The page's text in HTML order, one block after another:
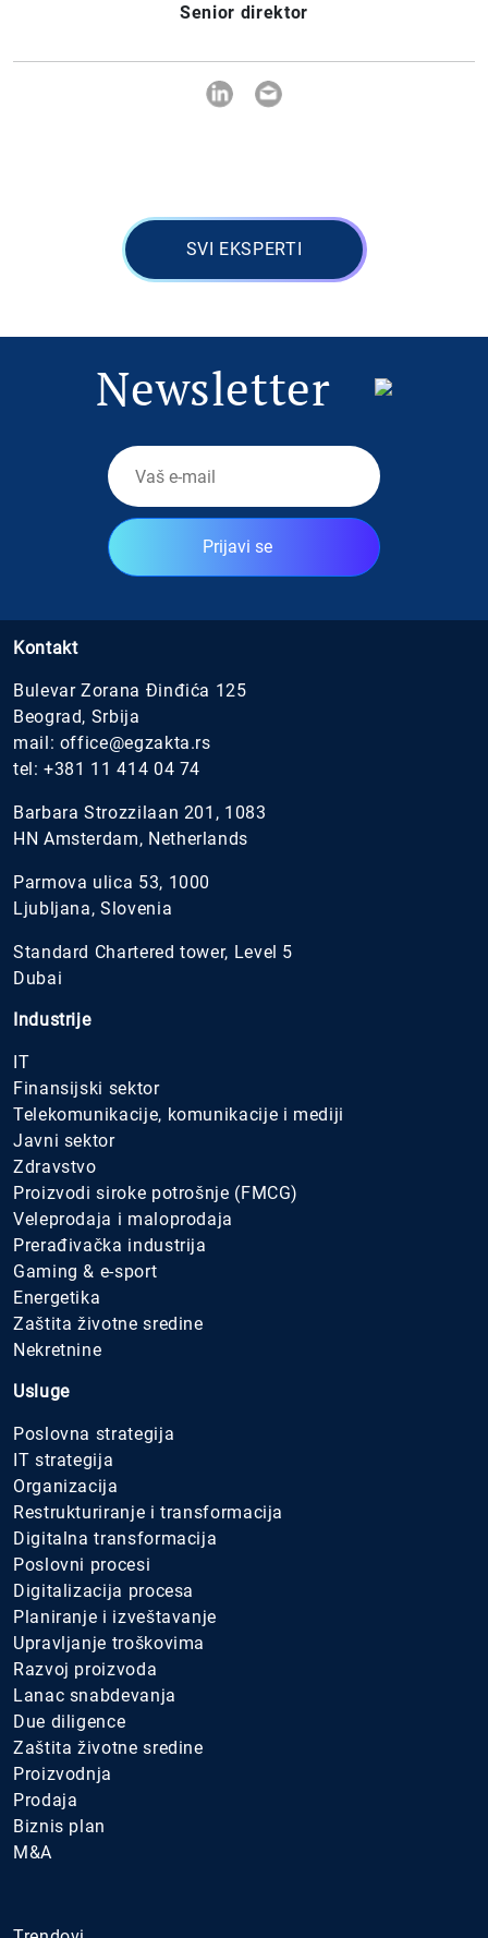
Senior direktor
SVI EKSPERTI
Newsletter
Prijavi se
Kontakt
Bulevar Zorana Đinđića 125
Beograd, Srbija
mail: office@egzakta.rs
tel:+381 11 414 04 74
Barbara Strozzilaan 201, 1083
HN Amsterdam, Netherlands
Parmova ulica 53, 1000
Ljubljana, Slovenia
Standard Chartered tower, Level 5
Dubai
Industrije
IT
Finansijski sektor
Telekomunikacije, komunikacije i mediji
Javni sektor
Zdravstvo
Proizvodi siroke potrošnje (FMCG)
Veleprodaja i maloprodaja
Prerađivačka industrija
Gaming & e-sport
Energetika
Zaštita životne sredine
Nekretnine
Usluge
Poslovna strategija
IT strategija
Organizacija
Restrukturiranje i transformacija
Digitalna transformacija
Poslovni procesi
Digitalizacija procesa
Planiranje i izveštavanje
Upravljanje troškovima
Razvoj proizvoda
Lanac snabdevanja
Due diligence
Zaštita životne sredine
Proizvodnja
Prodaja
Biznis plan
M&A